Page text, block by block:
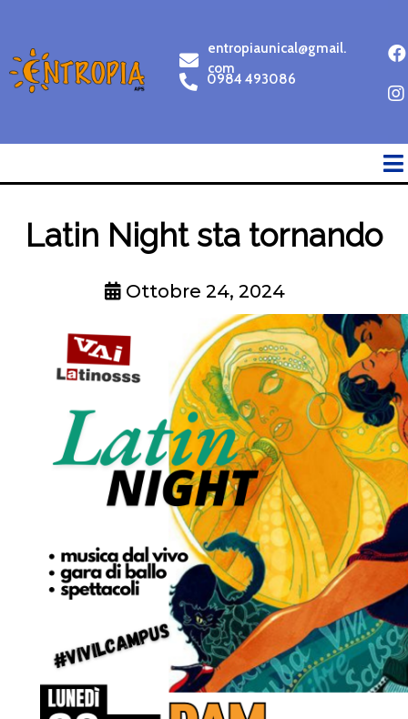
entropiaunical@gmail.
com
0984 493086
Latin Night sta tornando
Ottobre 24, 2024